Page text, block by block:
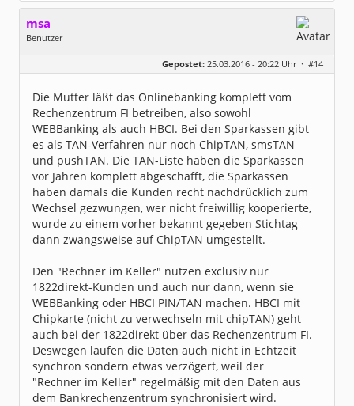
msa
Benutzer
Alter:
63
Dabei seit:
03 / 2007
Gepostet: 25.03.2016 - 20:22 Uhr · #14
Die Mutter läßt das Onlinebanking komplett vom
Rechenzentrum FI betreiben, also sowohl
WEBBanking als auch HBCI. Bei den Sparkassen gibt
es als TAN-Verfahren nur noch ChipTAN, smsTAN
und pushTAN. Die TAN-Liste haben die Sparkassen
vor Jahren komplett abgeschafft, die Sparkassen
haben damals die Kunden recht nachdrücklich zum
Wechsel gezwungen, wer nicht freiwillig kooperierte,
wurde zu einem vorher bekannt gegeben Stichtag
dann zwangsweise auf ChipTAN umgestellt.
Den "Rechner im Keller" nutzen exclusiv nur
1822direkt-Kunden und auch nur dann, wenn sie
WEBBanking oder HBCI PIN/TAN machen. HBCI mit
Chipkarte (nicht zu verwechseln mit chipTAN) geht
auch bei der 1822direkt über das Rechenzentrum FI.
Deswegen laufen die Daten auch nicht in Echtzeit
synchron sondern etwas verzögert, weil der
"Rechner im Keller" regelmäßig mit den Daten aus
dem Bankrechenzentrum synchronisiert wird.